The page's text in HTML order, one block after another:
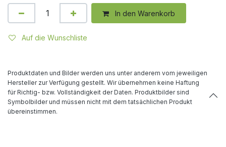
In den Warenkorb
Auf die Wunschliste
Produktdaten und Bilder werden uns unter anderem vom jeweiligen
Hersteller zur Verfügung gestellt. Wir übernehmen keine Haftung
für Richtig- bzw. Vollständigkeit der Daten. Produktbilder sind
Symbolbilder und müssen nicht mit dem tatsächlichen Produkt
übereinstimmen.